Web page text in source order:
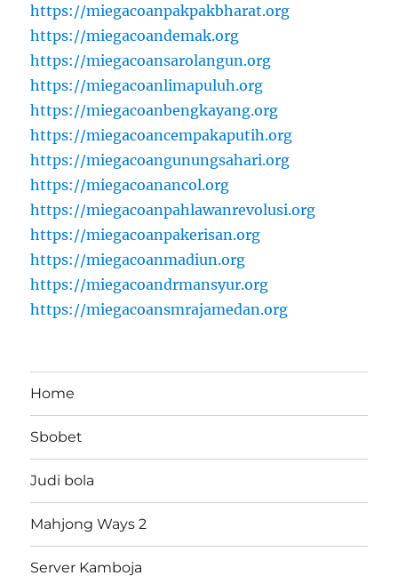
https://miegacoanpakpakbharat.org
https://miegacoandemak.org
https://miegacoansarolangun.org
https://miegacoanlimapuluh.org
https://miegacoanbengkayang.org
https://miegacoancempakaputih.org
https://miegacoangunungsahari.org
https://miegacoanancol.org
https://miegacoanpahlawanrevolusi.org
https://miegacoanpakerisan.org
https://miegacoanmadiun.org
https://miegacoandrmansyur.org
https://miegacoansmrajamedan.org
Home
Sbobet
Judi bola
Mahjong Ways 2
Server Kamboja